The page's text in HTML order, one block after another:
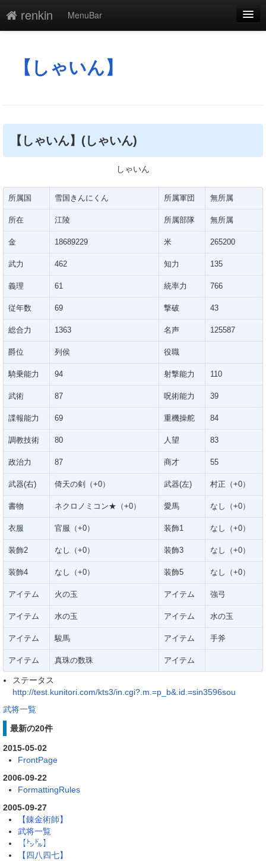
renkin
MenuBar
添付
最終更新
一覧
【しゃいん】
【しゃいん】(しゃいん)
しゃいん
所属国 雪国きんにくん 所属軍団 無所属
所在 江陵 所属部隊 無所属
金 18689229 米 265200
武力 462 知力 135
義理 61 統率力 766
従年数 69 撃破 43
総合力 1363 名声 125587
爵位 列侯 役職
騎乗能力 94 射撃能力 110
武術 87 呪術能力 39
諜報能力 69 重機操舵 84
調教技術 80 人望 83
政治力 87 商才 55
武器(右) 倚天の剣（+0） 武器(左) 村正（+0）
書物 ネクロノミコン★（+0） 愛馬 なし（+0）
衣服 官服（+0） 装飾1 なし（+0）
装飾2 なし（+0） 装飾3 なし（+0）
装飾4 なし（+0） 装飾5 なし（+0）
アイテム 火の玉 アイテム 強弓
アイテム 水の玉 アイテム 水の玉
アイテム 駿馬 アイテム 手斧
アイテム 真珠の数珠 アイテム
ステータス
http://test.kunitori.com/kts3/in.cgi?.m.=p_b&.id.=sin3596sou
武将一覧
最新の20件
2015-05-02
FrontPage
2006-09-22
FormattingRules
2005-09-27
【錬金術師】
武将一覧
【㌧㌦】
【四八四七】